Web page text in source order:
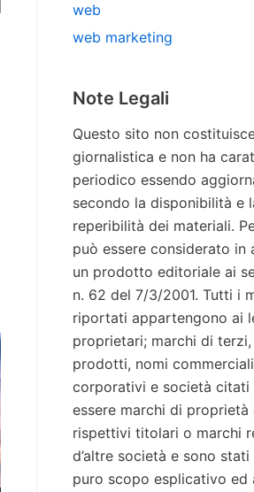
web
web marketing
Note Legali
Questo sito non
giornalistica e non ha
periodico essendo
secondo la disponibilità e
reperibilità dei materiali.
può essere considerato in
un prodotto editoriale ai
n. 62 del 7/3/2001. Tutti i
riportati appartengono ai
proprietari; marchi di
prodotti, nomi
corporativi e società citati
essere marchi di proprietà
rispettivi titolari o marchi
d’altre società e sono
puro scopo esplicativo ed